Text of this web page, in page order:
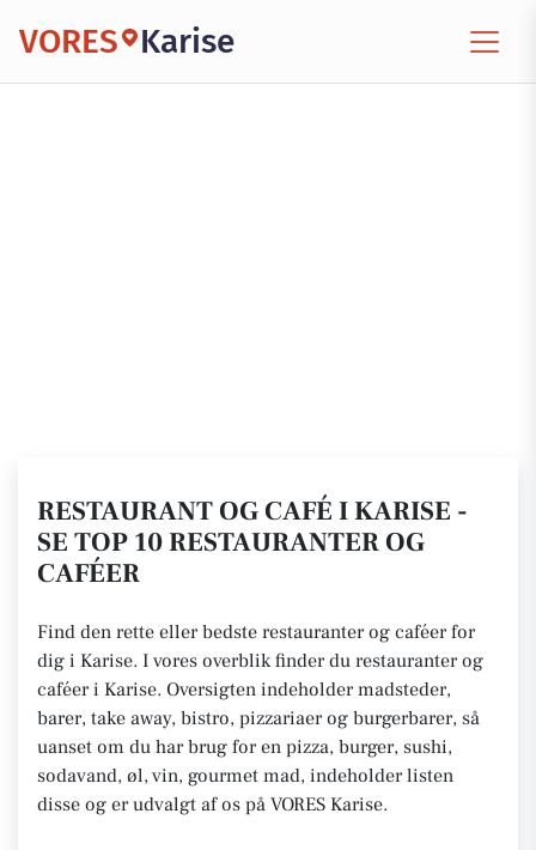
VORES Karise
RESTAURANT OG CAFÉ I KARISE -
SE TOP 10 RESTAURANTER OG
CAFÉER
Find den rette eller bedste restauranter og caféer for
dig i Karise. I vores overblik finder du restauranter og
caféer i Karise. Oversigten indeholder madsteder,
barer, take away, bistro, pizzariaer og burgerbarer, så
uanset om du har brug for en pizza, burger, sushi,
sodavand, øl, vin, gourmet mad, indeholder listen
disse og er udvalgt af os på VORES Karise.